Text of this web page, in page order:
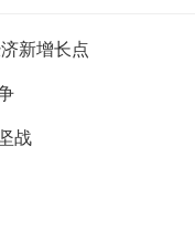
活的弢良等人叫回
除了头部有一个
。他们推测，孩子
太小，宝源在车子
新增长点
战